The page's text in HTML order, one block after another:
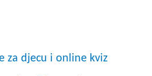
za djecu i online kviz